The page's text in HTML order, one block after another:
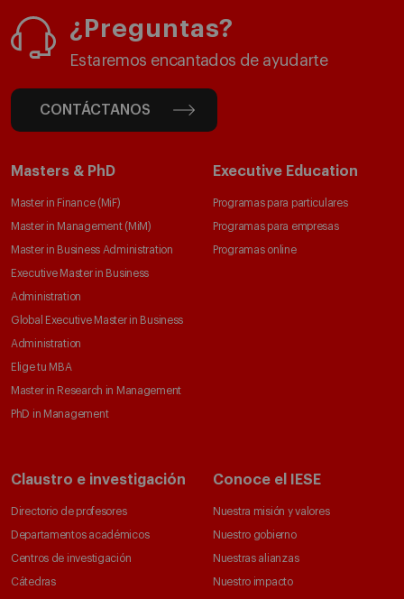
¿Preguntas?
Estaremos encantados de ayudarte
CONTÁCTANOS
Masters & PhD
Master in Finance (MiF)
Master in Management (MiM)
Master in Business Administration
Executive Master in Business
Administration
Global Executive Master in Business
Administration
Elige tu MBA
Master in Research in Management
PhD in Management
Executive Education
Programas para particulares
Programas para empresas
Programas online
Claustro e investigación
Directorio de profesores
Departamentos académicos
Centros de investigación
Cátedras
Conoce el IESE
Nuestra misión y valores
Nuestro gobierno
Nuestras alianzas
Nuestro impacto